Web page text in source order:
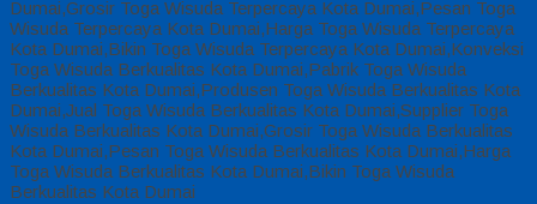
Dumai,Grosir Toga Wisuda Terpercaya Kota Dumai,Pesan Toga
Wisuda Terpercaya Kota Dumai,Harga Toga Wisuda Terpercaya
Kota Dumai,Bikin Toga Wisuda Terpercaya Kota Dumai,Konveksi
Toga Wisuda Berkualitas Kota Dumai,Pabrik Toga Wisuda
Berkualitas Kota Dumai,Produsen Toga Wisuda Berkualitas Kota
Dumai,Jual Toga Wisuda Berkualitas Kota Dumai,Supplier Toga
Wisuda Berkualitas Kota Dumai,Grosir Toga Wisuda Berkualitas
Kota Dumai,Pesan Toga Wisuda Berkualitas Kota Dumai,Harga
Toga Wisuda Berkualitas Kota Dumai,Bikin Toga Wisuda
Berkualitas Kota Dumai